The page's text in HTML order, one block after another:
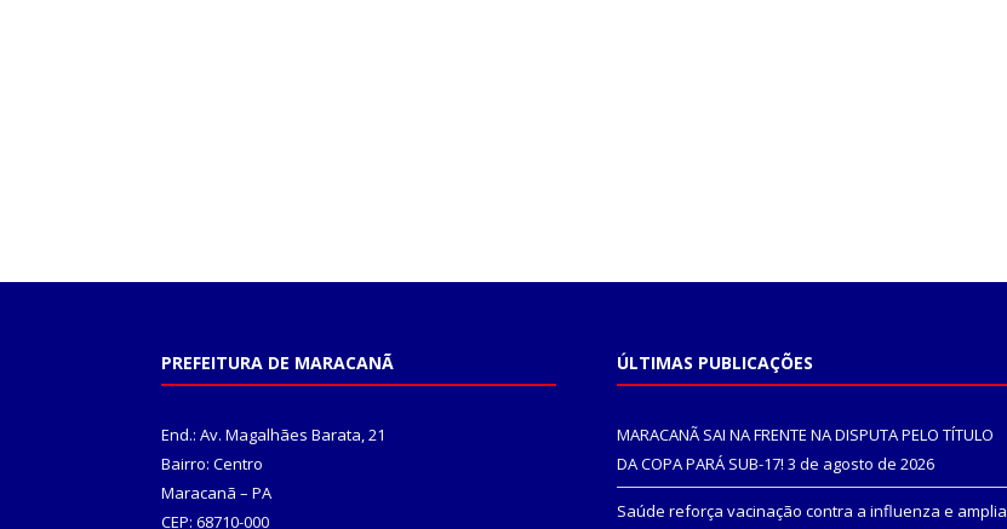
PREFEITURA DE MARACANÃ
End.: Av. Magalhães Barata, 21
Bairro: Centro
Maracanã – PA
CEP: 68710-000
ÚLTIMAS PUBLICAÇÕES
MARACANÃ SAI NA FRENTE NA DISPUTA PELO TÍTULO
DA COPA PARÁ SUB-17! 3 de agosto de 2026
Saúde reforça vacinação contra a influenza e amplia